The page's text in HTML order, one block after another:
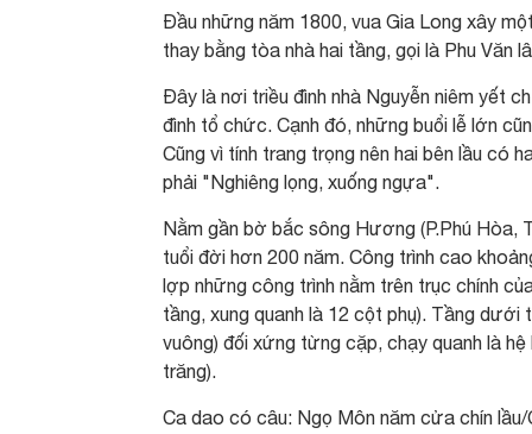
Đầu những năm 1800, vua Gia Long xây
thay bằng tòa nhà hai tầng, gọi là Phu Văn
Đây là nơi triều đình nhà Nguyễn niêm yết
đình tổ chức. Cạnh đó, những buổi lễ lớn
Cũng vì tính trang trọng nên hai bên lầu có
phải "Nghiêng lọng, xuống ngựa".
Nằm gần bờ bắc sông Hương (P.Phú Hòa,
tuổi đời hơn 200 năm. Công trình cao
lợp những công trình nằm trên trục chính
tầng, xung quanh là 12 cột phụ). Tầng
vuông) đối xứng từng cặp, chạy quanh là
trăng).
Ca dao có câu: Ngọ Môn năm cửa chín